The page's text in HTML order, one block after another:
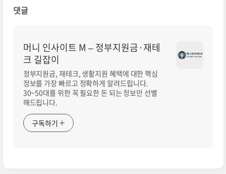
댓글
머니 인사이트 M – 정부지원금·재테
크 길잡이
정부지원금, 재테크, 생활지원 혜택에 대한 핵심
정보를 가장 빠르고 정확하게 알려드립니다.
30~50대를 위한 꼭 필요한 돈 되는 정보만 선별
해드립니다.
구독하기